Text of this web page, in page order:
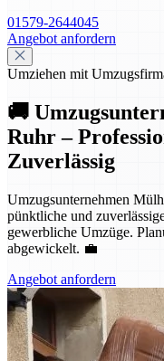
01579-2644045
Angebot anfordern
Umziehen mit
🚚
Ruhr –
Zuverlässig
Umzugsunternehmen
pünktliche und
gewerbliche Umzüge.
abgewickelt. 💼
Angebot anfordern